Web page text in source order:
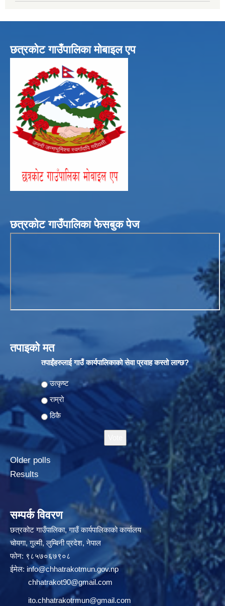
छत्रकोट गाउँपालिका मोबाइल एप
छत्रकोट गाउँपालिका फेसबुक पेज
तपाइको मत
तपाईंहरुलाई गाउँ कार्यपालिकाको सेवा प्रवाह कस्तो लाग्छ?
Choices
उत्कृष्ट
राम्रो
ठिकै
Older polls
Results
सम्पर्क विवरण
छत्रकोट गाउँपालिका, गाउँ कार्यपालिकाको कार्यालय
चोयगा, गुल्मी, लुम्बिनी प्रदेश, नेपाल
फोन: ९८५७०६७९०८
ईमेल: info@chhatrakotmun.gov.np
chhatrakot90@gmail.com
ito.chhatrakotrmun@gmail.com